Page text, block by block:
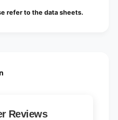
refer to the data sheets.
Reviews